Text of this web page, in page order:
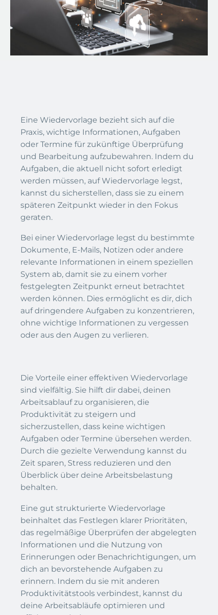
Eine Wiedervorlage bezieht sich auf die
Praxis, wichtige Informationen, Aufgaben
oder Termine für zukünftige Überprüfung
und Bearbeitung aufzubewahren. Indem du
Aufgaben, die aktuell nicht sofort erledigt
werden müssen, auf Wiedervorlage legst,
kannst du sicherstellen, dass sie zu einem
späteren Zeitpunkt wieder in den Fokus
geraten.
Bei einer Wiedervorlage legst du bestimmte
Dokumente, E-Mails, Notizen oder andere
relevante Informationen in einem speziellen
System ab, damit sie zu einem vorher
festgelegten Zeitpunkt erneut betrachtet
werden können. Dies ermöglicht es dir, dich
auf dringendere Aufgaben zu konzentrieren,
ohne wichtige Informationen zu vergessen
oder aus den Augen zu verlieren.
Die Vorteile einer effektiven Wiedervorlage
sind vielfältig. Sie hilft dir dabei, deinen
Arbeitsablauf zu organisieren, die
Produktivität zu steigern und
sicherzustellen, dass keine wichtigen
Aufgaben oder Termine übersehen werden.
Durch die gezielte Verwendung kannst du
Zeit sparen, Stress reduzieren und den
Überblick über deine Arbeitsbelastung
behalten.
Eine gut strukturierte Wiedervorlage
beinhaltet das Festlegen klarer Prioritäten,
das regelmäßige Überprüfen der abgelegten
Informationen und die Nutzung von
Erinnerungen oder Benachrichtigungen, um
dich an bevorstehende Aufgaben zu
erinnern. Indem du sie mit anderen
Produktivitätstools verbindest, kannst du
deine Arbeitsabläufe optimieren und